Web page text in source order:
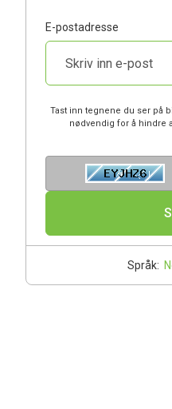
E-postadresse
Tast inn tegnene du ser på
nødvendig for å hindre
Språk: